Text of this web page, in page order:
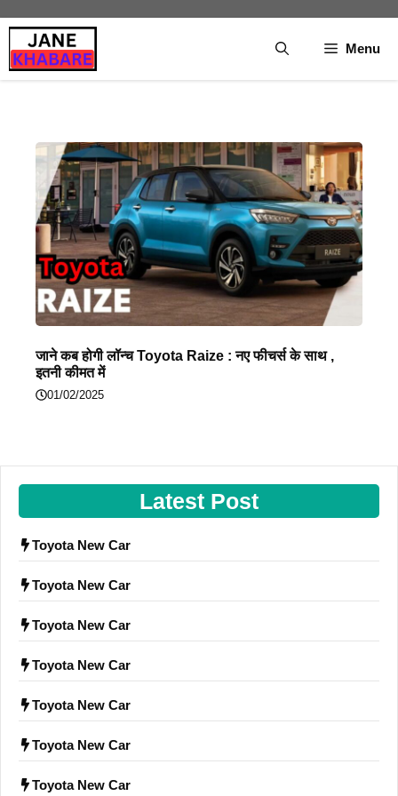
to
content
Menu
जाने कब होगी लॉन्च Toyota Raize : नए फीचर्स के साथ ,
इतनी कीमत में
01/02/2025
Latest Post
Toyota New Car
Toyota New Car
Toyota New Car
Toyota New Car
Toyota New Car
Toyota New Car
Toyota New Car